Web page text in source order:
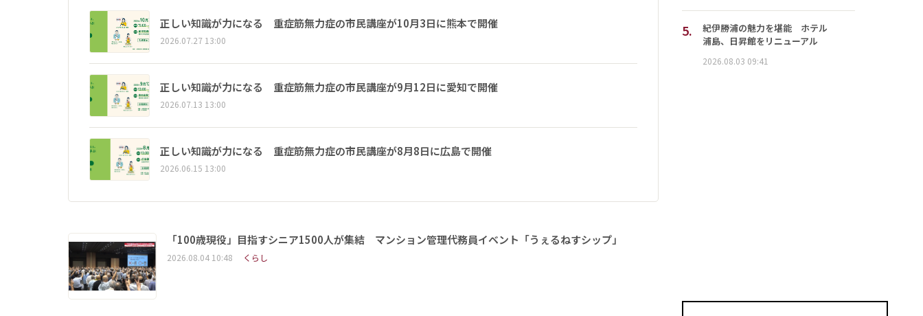
正しい知識が力になる 重症筋無力症の市民講座が10月3日に熊本で開催
2026.07.27 13:00
正しい知識が力になる 重症筋無力症の市民講座が9月12日に愛知で開催
2026.07.13 13:00
正しい知識が力になる 重症筋無力症の市民講座が8月8日に広島で開催
2026.06.15 13:00
「100歳現役」目指すシニア1500人が集結 マンション管理代務員イベント「うぇるねすシップ」
2026.08.04 10:48 くらし
5.
紀伊勝浦の魅力を堪能 ホテル
浦島、日昇館をリニューアル
2026.08.03 09:41